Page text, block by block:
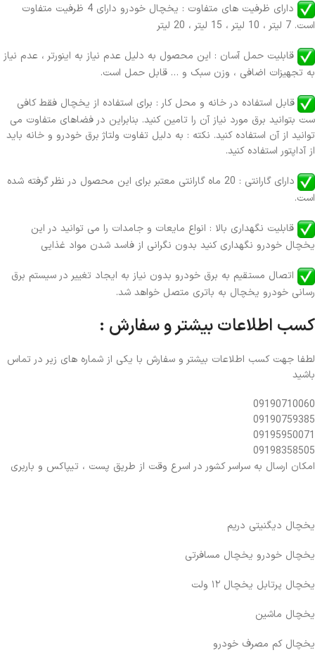
دارای ظرفیت های متفاوت : یخچال خودرو دارای 4 ظرفیت متفاوت
است. 7 لیتر ، 10 لیتر ، 15 لیتر ، 20 لیتر
قابلیت حمل آسان : این محصول به دلیل عدم نیاز به اینورتر ، عدم نیاز
به تجهیزات اضافی ، وزن سبک و … قابل حمل است.
قابل استفاده در خانه و محل کار : برای استفاده از یخچال فقط کافی
ست بتوانید برق مورد نیاز آن را تامین کنید. بنابراین در فضاهای متفاوت می
توانید از آن استفاده کنید. نکته : به دلیل تفاوت ولتاژ برق خودرو و خانه باید
از آداپتور استفاده کنید.
دارای گارانتی : 20 ماه گارانتی معتبر برای این محصول در نظر گرفته شده
است.
قابلیت نگهداری بالا : انواع مایعات و جامدات را می توانید در این
یخچال خودرو نگهداری کنید بدون نگرانی از فاسد شدن مواد غذایی
اتصال مستقیم به برق خودرو بدون نیاز به ایجاد تغییر در سیستم برق
رسانی خودرو یخچال به باتری متصل خواهد شد.
کسب اطلاعات بیشتر و سفارش :
لطفا جهت کسب اطلاعات بیشتر و سفارش با یکی از شماره های زیر در تماس
باشید
09190710060
09190759385
09195950071
09198358505
امکان ارسال به سراسر کشور در اسرع وقت از طریق پست ، تیپاکس و باربری
یخچال دیگنیتی دریم
یخچال خودرو یخچال مسافرتی
یخچال پرتابل یخچال ۱۲ ولت
یخچال ماشین
یخچال کم مصرف خودرو